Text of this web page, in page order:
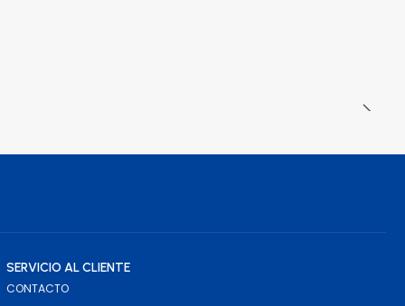
SERVICIO AL CLIENTE
CONTACTO